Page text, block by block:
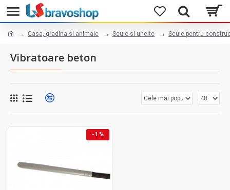
Casa, gradina si animale Scule si unelte Scule pentru
Vibratoare beton
-1 %